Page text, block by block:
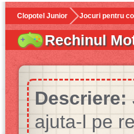
Clopotel Junior Jocuri pentru
Rechinul
Descriere:
ajuta-l pe